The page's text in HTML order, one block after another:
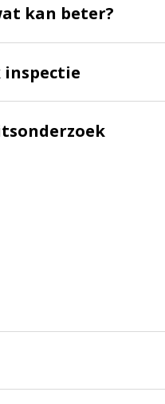
kan beter?